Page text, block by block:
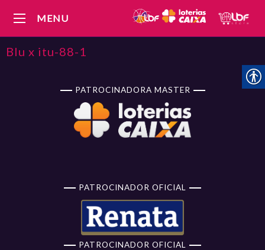
MENU
Blu x itu-88-1
PATROCINADORA MASTER
PATROCINADOR OFICIAL
PATROCINADOR OFICIAL